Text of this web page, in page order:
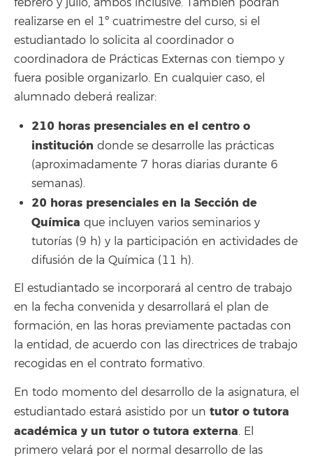
febrero y julio, ambos inclusive. También podrán
realizarse en el 1º cuatrimestre del curso, si el
estudiantado lo solicita al coordinador o
coordinadora de Prácticas Externas con tiempo y
fuera posible organizarlo. En cualquier caso, el
alumnado deberá realizar:
210 horas presenciales en el centro o
institución donde se desarrolle las prácticas
(aproximadamente 7 horas diarias durante 6
semanas).
20 horas presenciales en la Sección de
Química que incluyen varios seminarios y
tutorías (9 h) y la participación en actividades de
difusión de la Química (11 h).
El estudiantado se incorporará al centro de trabajo
en la fecha convenida y desarrollará el plan de
formación, en las horas previamente pactadas con
la entidad, de acuerdo con las directrices de trabajo
recogidas en el contrato formativo.
En todo momento del desarrollo de la asignatura, el
estudiantado estará asistido por un tutor o tutora
académica y un tutor o tutora externa. El
primero velará por el normal desarrollo de las